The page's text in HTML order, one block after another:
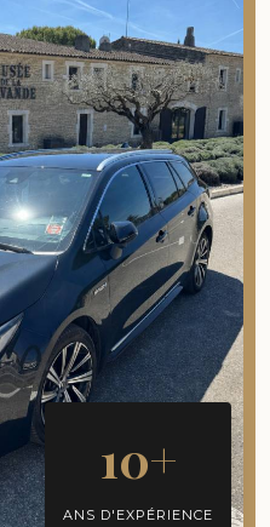
10+
ANS D'EXPÉRIENCE